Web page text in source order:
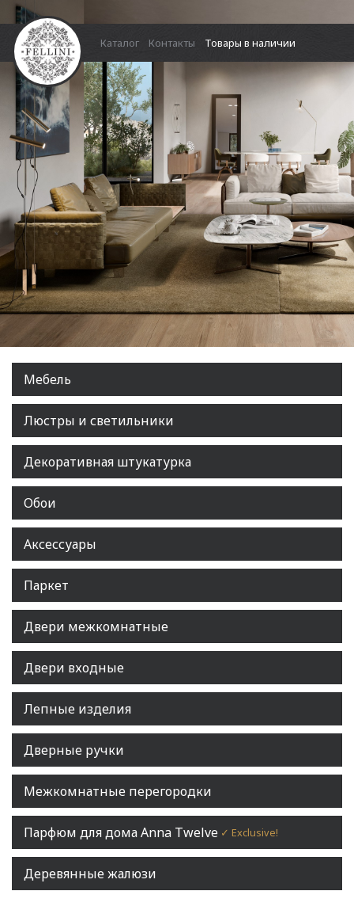
Каталог Контакты Товары в наличии
Мебель
Люстры и светильники
Декоративная штукатурка
Обои
Аксессуары
Паркет
Двери межкомнатные
Двери входные
Лепные изделия
Дверные ручки
Межкомнатные перегородки
Парфюм для дома Anna Twelve ✓ Exclusive!
Деревянные жалюзи